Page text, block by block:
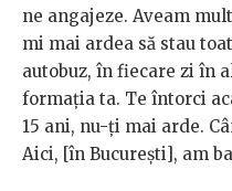
ne angajeze. Aveam
mi mai ardea să stau
autobuz, în fiecare zi în
formaţia ta. Te întorci
15 ani, nu-ţi mai arde.
Aici, [în Bucureşti], am